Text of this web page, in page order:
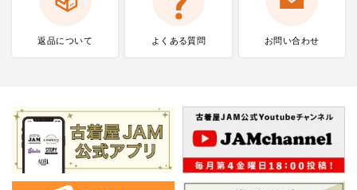
返品について よくある質問 お問い合わせ